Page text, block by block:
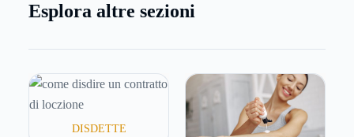
online, per mandare venti euro a un amico. Ma se ti
probabilmente non hai una risposta precisa su come
funziona PayPal.
Esplora altre sezioni
DISDETTE